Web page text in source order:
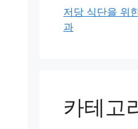
저당 식단을 위
과
카테고